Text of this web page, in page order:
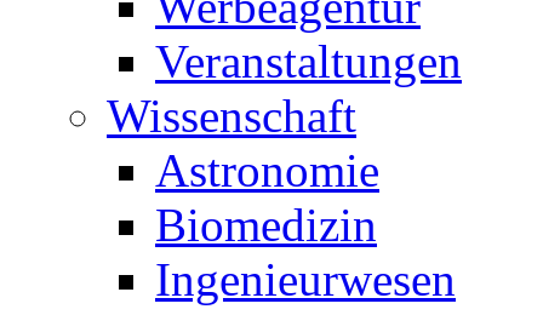
Veranstaltungen
Wissenschaft
Astronomie
Biomedizin
Ingenieurwesen